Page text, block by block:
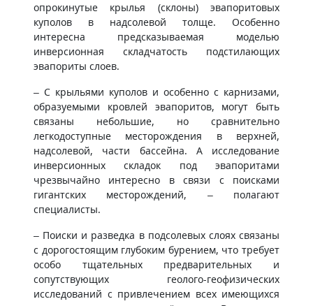
опрокинутые крылья (склоны) эвапоритовых
куполов в надсолевой толще. Особенно
интересна предсказываемая моделью
инверсионная складчатость подстилающих
эвапориты слоев.
– С крыльями куполов и особенно с карнизами,
образуемыми кровлей эвапоритов, могут быть
связаны небольшие, но сравнительно
легкодоступные месторождения в верхней,
надсолевой, части бассейна. А исследование
инверсионных складок под эвапоритами
чрезвычайно интересно в связи с поисками
гигантских месторождений, – полагают
специалисты.
– Поиски и разведка в подсолевых слоях связаны
с дорогостоящим глубоким бурением, что требует
особо тщательных предварительных и
сопутствующих геолого-геофизических
исследований с привлечением всех имеющихся